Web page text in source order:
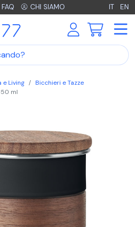
FAQ CHI SIAMO IT EN
e Living
Bicchieri e Tazze
ml